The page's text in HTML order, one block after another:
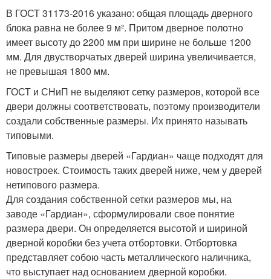
В ГОСТ 31173-2016 указано: общая площадь дверного
блока равна не более 9 м². Притом дверное полотно
имеет высоту до 2200 мм при ширине не больше 1200
мм. Для двустворчатых дверей ширина увеличивается,
не превышая 1800 мм.
ГОСТ и СНиП не выделяют сетку размеров, которой все
двери должны соответствовать, поэтому производители
создали собственные размеры. Их принято называть
типовыми.
Типовые размеры дверей «Гардиан» чаще подходят для
новостроек. Стоимость таких дверей ниже, чем у дверей
нетипового размера.
Для создания собственной сетки размеров мы, на
заводе «Гардиан», сформулировали свое понятие
размера двери. Он определяется высотой и шириной
дверной коробки без учета отбортовки. Отбортовка
представляет собою часть металлического наличника,
что выступает над основанием дверной коробки.